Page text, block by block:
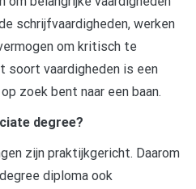
schrijfvaardigheden, werken
om kritisch te
soort vaardigheden is een
zoek bent naar een baan.
degree?
zijn praktijkgericht. Daarom
diploma ook